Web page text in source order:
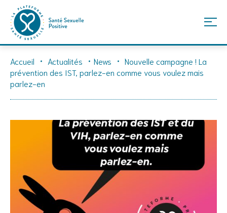
content
Accueil Actualités News
Nouvelle campagne ! La
prévention des IST, parlez-en comme vous voulez mais
parlez-en